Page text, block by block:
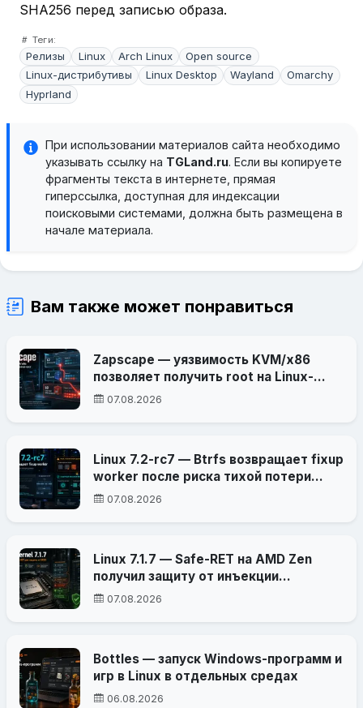
SHA256 перед записью образа.
Теги:
Релизы Linux Arch Linux
Open source
Linux-дистрибутивы
Linux Desktop Wayland
Omarchy
Hyprland
При использовании материалов сайта необходимо
указывать ссылку на TGLand.ru. Если вы копируете
фрагменты текста в интернете, прямая
гиперссылка, доступная для индексации
поисковыми системами, должна быть размещена в
начале материала.
Вам также может понравиться
Zapscape — уязвимость KVM/x86
позволяет получить root на Linux-
хосте из гостевой VM
07.08.2026
Linux 7.2-rc7 — Btrfs возвращает fixup
worker после риска тихой потери
данных
07.08.2026
Linux 7.1.7 — Safe-RET на AMD Zen
получил защиту от инъекции
прерываний
07.08.2026
Bottles — запуск Windows-программ и
игр в Linux в отдельных средах
06.08.2026